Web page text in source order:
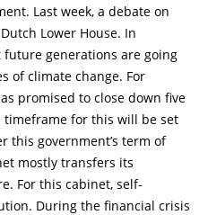
Last week, a debate on
Lower House. In
generations are going
of climate change. For
promised to close down five
for this will be set
this government’s term of
mostly transfers its
For this cabinet, self-
During the financial crisis